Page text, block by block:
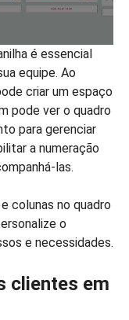
é essencial
equipe. Ao
criar um espaço
pode ver o quadro
para gerenciar
a numeração
las.
colunas no quadro
o
e necessidades.
clientes em